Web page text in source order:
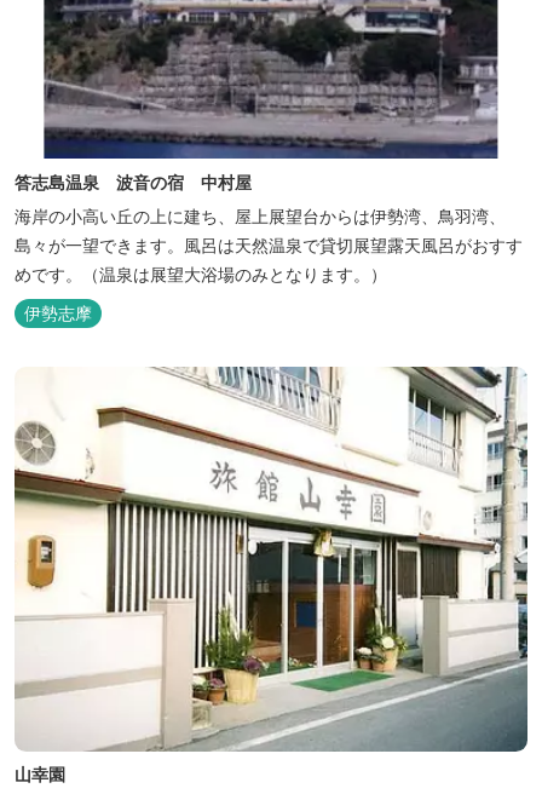
答志島温泉 波音の宿 中村屋
海岸の小高い丘の上に建ち、屋上展望台からは伊勢湾、鳥羽湾、
島々が一望できます。風呂は天然温泉で貸切展望露天風呂がおすす
めです。（温泉は展望大浴場のみとなります。）
伊勢志摩
山幸園